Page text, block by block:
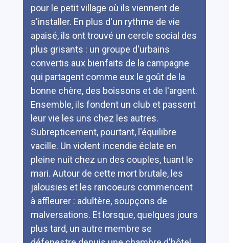
pour le petit village où ils viennent de
s'installer. En plus d'un rythme de vie
apaisé, ils ont trouvé un cercle social des
plus grisants : un groupe d'urbains
convertis aux bienfaits de la campagne
qui partagent comme eux le goût de la
bonne chère, des boissons et de l'argent.
Ensemble, ils fondent un club et passent
leur vie les uns chez les autres.
Subrepticement, pourtant, l'équilibre
vacille. Un violent incendie éclate en
pleine nuit chez un des couples, tuant le
mari. Autour de cette mort brutale, les
jalousies et les rancoeurs commencent
à affleurer : adultère, soupçons de
malversations. Et lorsque, quelques jours
plus tard, un autre membre se